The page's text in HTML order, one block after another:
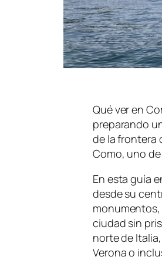
Qué ver en
preparando
de la frontera
Como, uno
En esta guía
desde su
ciudad sin
norte de
Verona o